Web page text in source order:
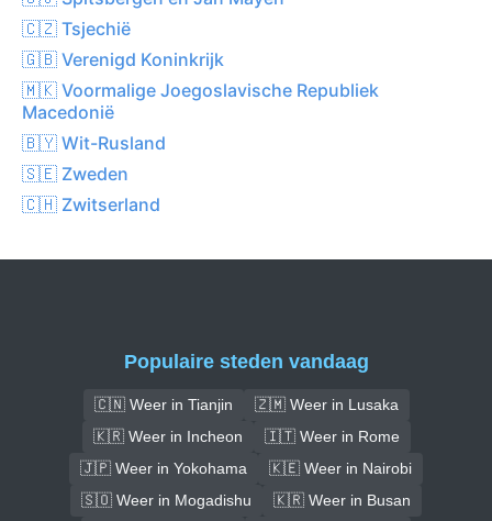
🇨🇿 Tsjechië
🇬🇧 Verenigd Koninkrijk
🇲🇰 Voormalige Joegoslavische Republiek
Macedonië
🇧🇾 Wit-Rusland
🇸🇪 Zweden
🇨🇭 Zwitserland
Populaire steden vandaag
🇨🇳 Weer in Tianjin
🇿🇲 Weer in Lusaka
🇰🇷 Weer in Incheon
🇮🇹 Weer in Rome
🇯🇵 Weer in Yokohama
🇰🇪 Weer in Nairobi
🇸🇴 Weer in Mogadishu
🇰🇷 Weer in Busan